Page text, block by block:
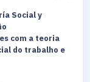
Social y
com a teoria
do trabalho e